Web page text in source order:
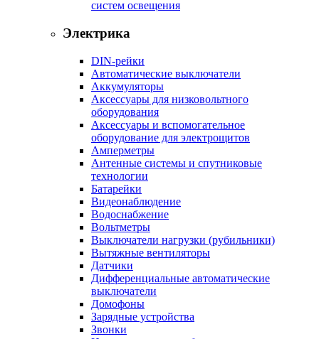
систем освещения
Электрика
DIN-рейки
Автоматические выключатели
Аккумуляторы
Аксессуары для низковольтного
оборудования
Аксессуары и вспомогательное
оборудование для электрощитов
Амперметры
Антенные системы и спутниковые
технологии
Батарейки
Видеонаблюдение
Водоснабжение
Вольтметры
Выключатели нагрузки (рубильники)
Вытяжные вентиляторы
Датчики
Дифференциальные автоматические
выключатели
Домофоны
Зарядные устройства
Звонки